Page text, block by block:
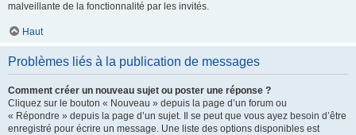
malveillante de la fonctionnalité par les invités.
Haut
Problèmes liés à la publication de messages
Comment créer un nouveau sujet ou poster une réponse ?
Cliquez sur le bouton « Nouveau » depuis la page d’un forum ou
« Répondre » depuis la page d’un sujet. Il se peut que vous ayez besoin d’être
enregistré pour écrire un message. Une liste des options disponibles est